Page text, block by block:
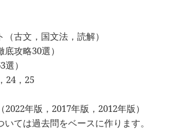
古文，国文法，読解）
攻略30選）
）
24，25
年版，2017年版，2012年版）
ては過去問をベースに作ります。